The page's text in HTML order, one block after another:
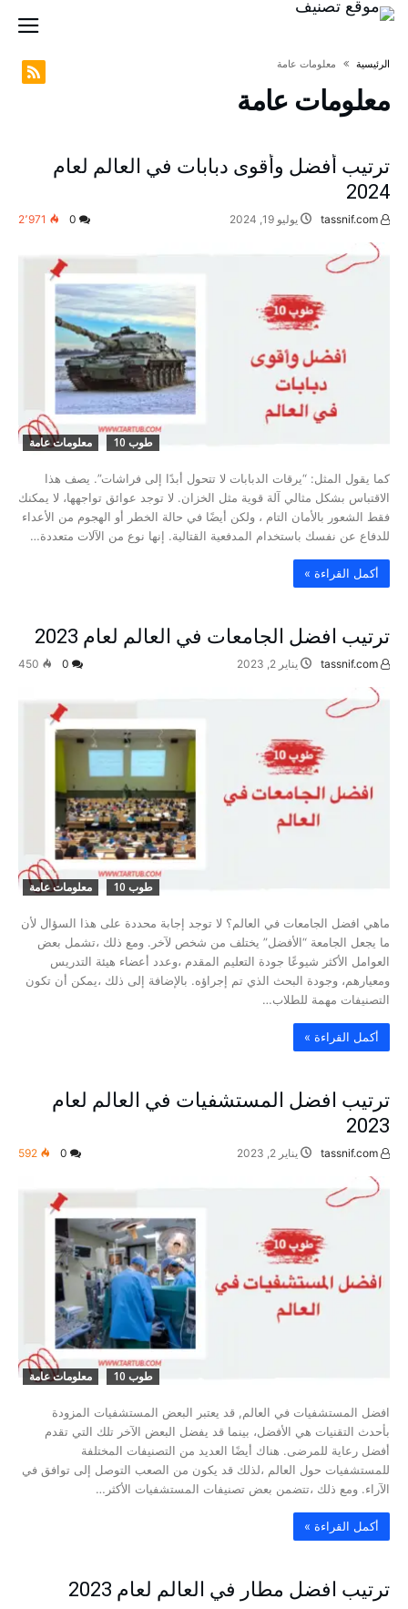
‫الرئيسية‬ معلومات عامة
معلومات عامة
ترتيب أفضل وأقوى دبابات في العالم لعام
2024
يوليو 19, 2024 2٬971
طوب 10 معلومات عامة
كما يقول المثل: “يرقات الدبابات لا تتحول أبدًا إلى فراشات”. يصف هذا
الاقتباس بشكل مثالي آلة قوية مثل الخزان. لا توجد عوائق تواجهها، لا يمكنك
فقط الشعور بالأمان التام ، ولكن أيضًا في حالة الخطر أو الهجوم من الأعداء
للدفاع عن نفسك باستخدام المدفعية القتالية. إنها نوع من الآلات متعددة…
‫أكمل القراءة »‬
ترتيب افضل الجامعات في العالم لعام 2023
يناير 2, 2023 450
طوب 10 معلومات عامة
ماهي افضل الجامعات في العالم؟ لا توجد إجابة محددة على هذا السؤال لأن
ما يجعل الجامعة “الأفضل” يختلف من شخص لآخر. ومع ذلك ،تشمل بعض
العوامل الأكثر شيوعًا جودة التعليم المقدم ،وعدد أعضاء هيئة التدريس
ومعيارهم، وجودة البحث الذي تم إجراؤه. بالإضافة إلى ذلك ،يمكن أن تكون
التصنيفات مهمة للطلاب…
‫أكمل القراءة »‬
ترتيب افضل المستشفيات في العالم لعام
2023
يناير 2, 2023 592
طوب 10 معلومات عامة
افضل المستشفيات في العالم, قد يعتبر البعض المستشفيات المزودة
بأحدث التقنيات هي الأفضل، بينما قد يفضل البعض الآخر تلك التي تقدم
أفضل رعاية للمرضى. هناك أيضًا العديد من التصنيفات المختلفة
للمستشفيات حول العالم ،لذلك قد يكون من الصعب التوصل إلى توافق في
الآراء. ومع ذلك ،تتضمن بعض تصنيفات المستشفيات الأكثر…
‫أكمل القراءة »‬
ترتيب افضل مطار في العالم لعام 2023